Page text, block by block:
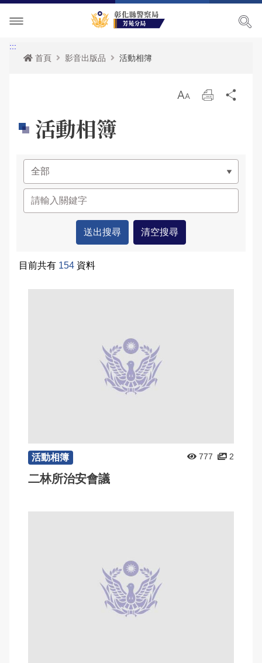
單位介紹
組織執掌
聯絡資訊
轄區概況
活動訊息
榮譽榜
RSS訊息中心
交通安全宣導
犯罪預防宣導
婦幼安全宣導
165反詐騙宣導
便民服務
表單下載
雙語詞彙
政府資訊公開
民意廣場
分局長信箱
警民交流留言板
影音出版品
常見問答
:::
首頁
影音出版品 活動相簿
放 列
活動相簿
目前共有 154 資料
活動相簿 777 2
二林所治安會議